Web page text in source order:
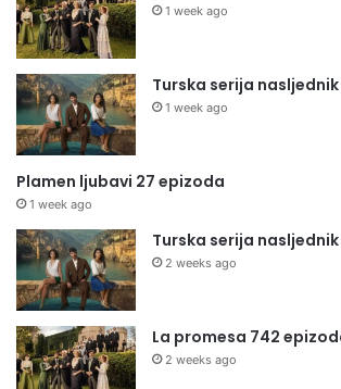
1 week ago
Turska serija
1 week ago
Plamen ljubavi 27 epizoda
1 week ago
Turska serija
2 weeks ago
La promesa 742
2 weeks ago